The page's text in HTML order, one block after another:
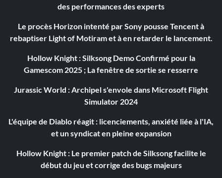
des performances des experts
Le procès Horizon intenté par Sony pousse Tencent à
rebaptiser Light of Motiram et à en retarder le lancement.
Hollow Knight : Silksong Demo Confirmé pour la
Gamescom 2025 ; La fenêtre de sortie se resserre
Jurassic World : Archipel s'envole dans Microsoft Flight
Simulator 2024
L'équipe de Diablo réagit : licenciements, anxiété liée à l'IA,
et un syndicat en pleine expansion
Hollow Knight : Le premier patch de Silksong facilite le
début du jeu et corrige des bugs majeurs